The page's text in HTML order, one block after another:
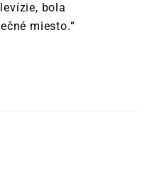
bola
miesto.“